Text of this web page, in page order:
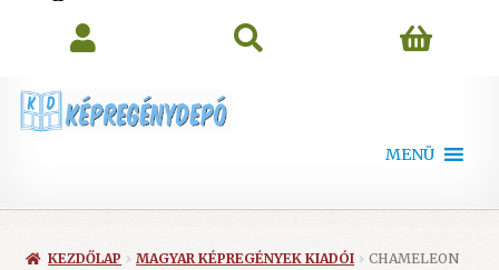
MENÜ
KEZDŐLAP MAGYAR KÉPREGÉNYEK KIADÓI
CHAMELEON